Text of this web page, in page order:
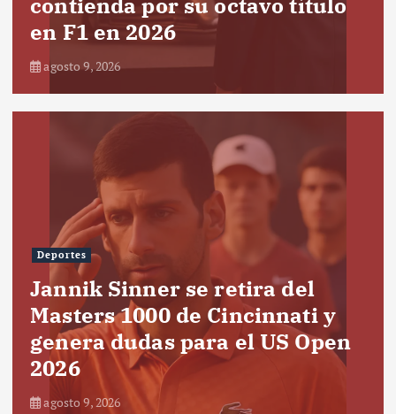
en F1 en 2026
agosto 9, 2026
Deportes
Jannik Sinner se retira del
Masters 1000 de Cincinnati y
genera dudas para el US Open
2026
agosto 9, 2026